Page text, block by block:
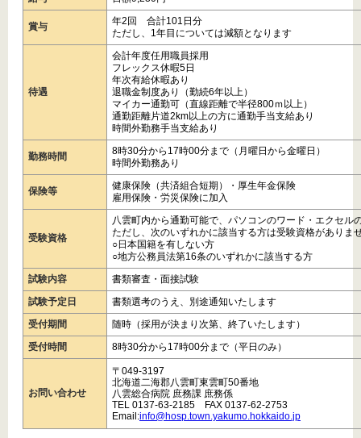
賞与
年2回 合計101日分
ただし、1年目については減額となります
待遇
会計年度任用職員採用
フレックス休暇5日
年次有給休暇あり
退職金制度あり（勤続6年以上）
マイカー通勤可（直線距離で半径800ｍ以上）
通勤距離片道2km以上の方に通勤手当支給あり
時間外勤務手当支給あり
勤務時間
8時30分から17時00分まで（月曜日から金曜日）
時間外勤務あり
保険等
健康保険（共済組合短期）・厚生年金保険
雇用保険・労災保険に加入
受験資格
八雲町内から通勤可能で、パソコンのワード・エクセル
ただし、次のいずれかに該当する方は受験資格がありま
○日本国籍を有しない方
○地方公務員法第16条のいずれかに該当する方
試験内容
書類審査・面接試験
試験予定日
書類選考のうえ、別途通知いたします
受付期間
随時（採用が決まり次第、終了いたします）
受付時間
8時30分から17時00分まで（平日のみ）
お問い合わせ
〒049­-3197
北海道二海郡八雲町東雲町50番地
八雲総合病院 庶務課 庶務係
TEL 0137­-63-­2185 FAX 0137-­62-­2753
E­mail:info@hosp.town.yakumo.hokkaido.jp